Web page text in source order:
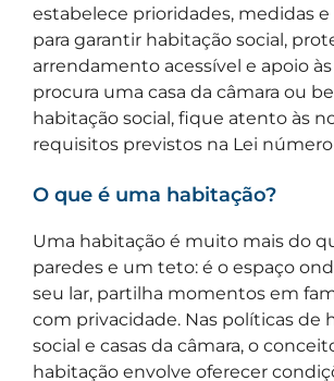
estabelece prioridades, medidas
para garantir habitação social,
arrendamento acessível e apoio às
procura uma casa da câmara ou
habitação social, fique atento às
requisitos previstos na Lei número
O que é uma habitação?
Uma habitação é muito mais do
paredes e um teto: é o espaço
seu lar, partilha momentos em
com privacidade. Nas políticas de
social e casas da câmara, o
habitação envolve oferecer